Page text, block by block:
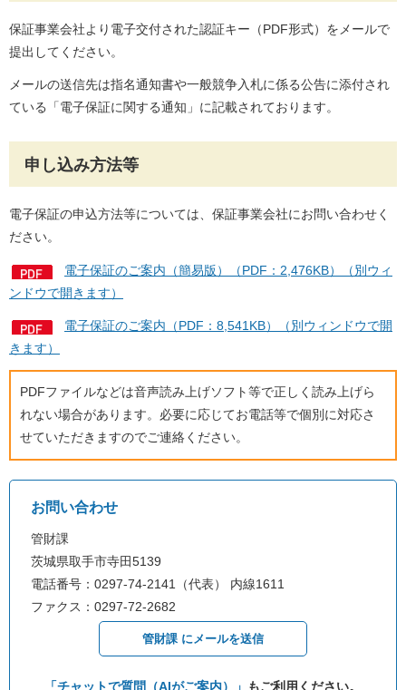
保証事業会社より電子交付された認証キー（PDF形式）をメールで
提出してください。
メールの送信先は指名通知書や一般競争入札に係る公告に添付され
ている「電子保証に関する通知」に記載されております。
申し込み方法等
電子保証の申込方法等については、保証事業会社にお問い合わせく
ださい。
電子保証のご案内（簡易版）（PDF：2,476KB）（別ウィ
ンドウで開きます）
電子保証のご案内（PDF：8,541KB）（別ウィンドウで開
きます）
PDFファイルなどは音声読み上げソフト等で正しく読み上げら
れない場合があります。必要に応じてお電話等で個別に対応さ
せていただきますのでご連絡ください。
お問い合わせ
管財課
茨城県取手市寺田5139
電話番号：0297-74-2141（代表） 内線1611
ファクス：0297-72-2682
管財課 にメールを送信
「チャットで質問（AIがご案内）」 もご利用ください。